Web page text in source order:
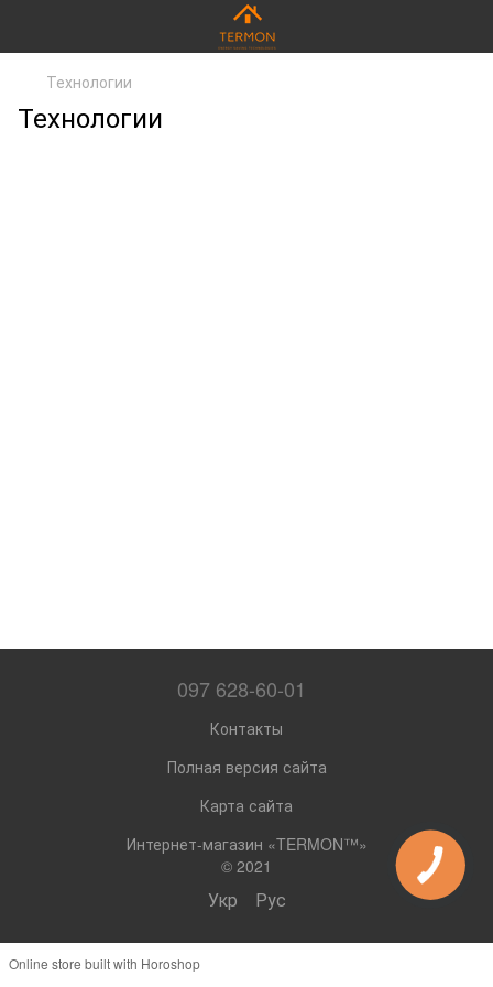
Технологии
Технологии
097 628-60-01
Контакты
Полная версия сайта
Карта сайта
Интернет-магазин «TERMON™»
© 2021
Укр Рус
Online store built with Horoshop